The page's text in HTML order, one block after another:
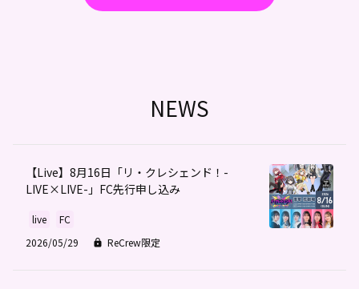
NEWS
【Live】8月16日「リ・クレシェンド！-
LIVE×LIVE-」FC先行申し込み
live
FC
2026/05/29
ReCrew限定